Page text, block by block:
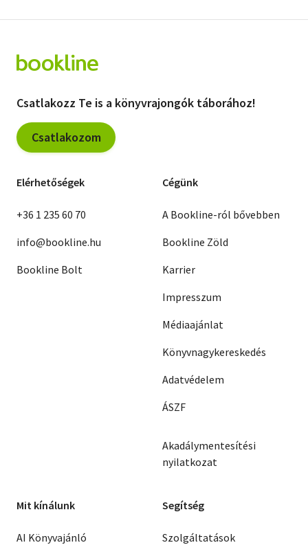
Csatlakozz Te is a könyvrajongók táborához!
Csatlakozom
Elérhetőségek
+36 1 235 60 70
info@bookline.hu
Bookline Bolt
Cégünk
A Bookline-ról bővebben
Bookline Zöld
Karrier
Impresszum
Médiaajánlat
Könyvnagykereskedés
Adatvédelem
ÁSZF
Akadálymentesítési
nyilatkozat
Mit kínálunk
AI Könyvajánló
Segítség
Szolgáltatások